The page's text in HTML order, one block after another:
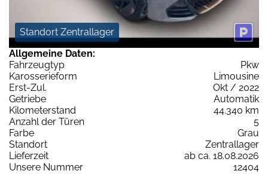
Standort Zentrallager
Allgemeine Daten:
Fahrzeugtyp
Pkw
Karosserieform
Limousine
Erst-Zul.
Okt / 2022
Getriebe
Automatik
Kilometerstand
44.340 km
Anzahl der Türen
5
Farbe
Grau
Standort
Zentrallager
Lieferzeit
ab ca. 18.08.2026
Unsere Nummer
12404